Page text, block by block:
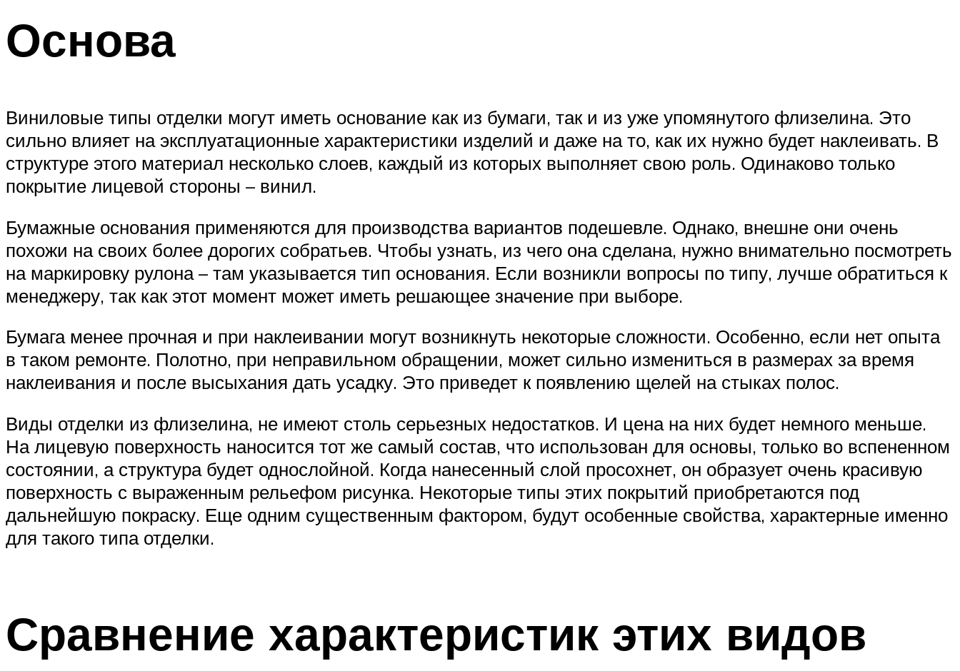
Основа
Виниловые типы отделки могут иметь основание как из бумаги, так и из уже упомянутого флизелина. Это
сильно влияет на эксплуатационные характеристики изделий и даже на то, как их нужно будет наклеивать. В
структуре этого материал несколько слоев, каждый из которых выполняет свою роль. Одинаково только
покрытие лицевой стороны – винил.
Бумажные основания применяются для производства вариантов подешевле. Однако, внешне они очень
похожи на своих более дорогих собратьев. Чтобы узнать, из чего она сделана, нужно внимательно посмотреть
на маркировку рулона – там указывается тип основания. Если возникли вопросы по типу, лучше обратиться к
менеджеру, так как этот момент может иметь решающее значение при выборе.
Бумага менее прочная и при наклеивании могут возникнуть некоторые сложности. Особенно, если нет опыта
в таком ремонте. Полотно, при неправильном обращении, может сильно измениться в размерах за время
наклеивания и после высыхания дать усадку. Это приведет к появлению щелей на стыках полос.
Виды отделки из флизелина, не имеют столь серьезных недостатков. И цена на них будет немного меньше.
На лицевую поверхность наносится тот же самый состав, что использован для основы, только во вспененном
состоянии, а структура будет однослойной. Когда нанесенный слой просохнет, он образует очень красивую
поверхность с выраженным рельефом рисунка. Некоторые типы этих покрытий приобретаются под
дальнейшую покраску. Еще одним существенным фактором, будут особенные свойства, характерные именно
для такого типа отделки.
Сравнение характеристик этих видов